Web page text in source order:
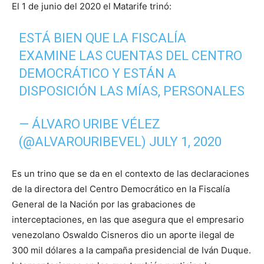
El 1 de junio del 2020 el Matarife trinó:
ESTÁ BIEN QUE LA FISCALÍA
EXAMINE LAS CUENTAS DEL CENTRO
DEMOCRÁTICO Y ESTÁN A
DISPOSICIÓN LAS MÍAS, PERSONALES
— ÁLVARO URIBE VÉLEZ
(@ALVAROURIBEVEL) JULY 1, 2020
Es un trino que se da en el contexto de las declaraciones
de la directora del Centro Democrático en la Fiscalía
General de la Nación por las grabaciones de
interceptaciones, en las que asegura que el empresario
venezolano Oswaldo Cisneros dio un aporte ilegal de
300 mil dólares a la campaña presidencial de Iván Duque.